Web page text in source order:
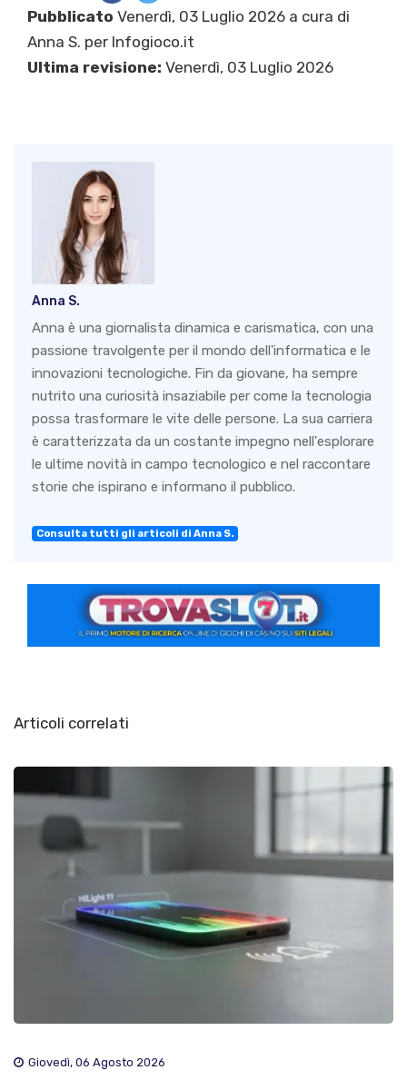
Pubblicato Venerdì, 03 Luglio 2026 a cura di
Anna S. per Infogioco.it
Ultima revisione: Venerdì, 03 Luglio 2026
Anna S.
Anna è una giornalista dinamica e carismatica, con una
passione travolgente per il mondo dell'informatica e le
innovazioni tecnologiche. Fin da giovane, ha sempre
nutrito una curiosità insaziabile per come la tecnologia
possa trasformare le vite delle persone. La sua carriera
è caratterizzata da un costante impegno nell'esplorare
le ultime novità in campo tecnologico e nel raccontare
storie che ispirano e informano il pubblico.
Consulta tutti gli articoli di Anna S.
Articoli correlati
Giovedì, 06 Agosto 2026